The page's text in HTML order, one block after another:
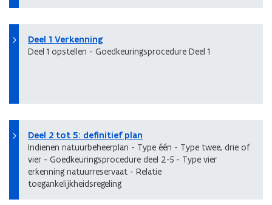
Deel 1 Verkenning
Deel 1 opstellen - Goedkeuringsprocedure Deel 1
Deel 2 tot 5: definitief plan
Indienen natuurbeheerplan - Type één - Type twee, drie of
vier - Goedkeuringsprocedure deel 2-5 - Type vier
erkenning natuurreservaat - Relatie
toegankelijkheidsregeling